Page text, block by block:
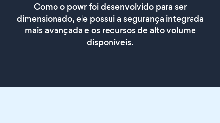
Como o powr foi desenvolvido para ser
dimensionado, ele possui a segurança integrada
mais avançada e os recursos de alto volume
disponíveis.